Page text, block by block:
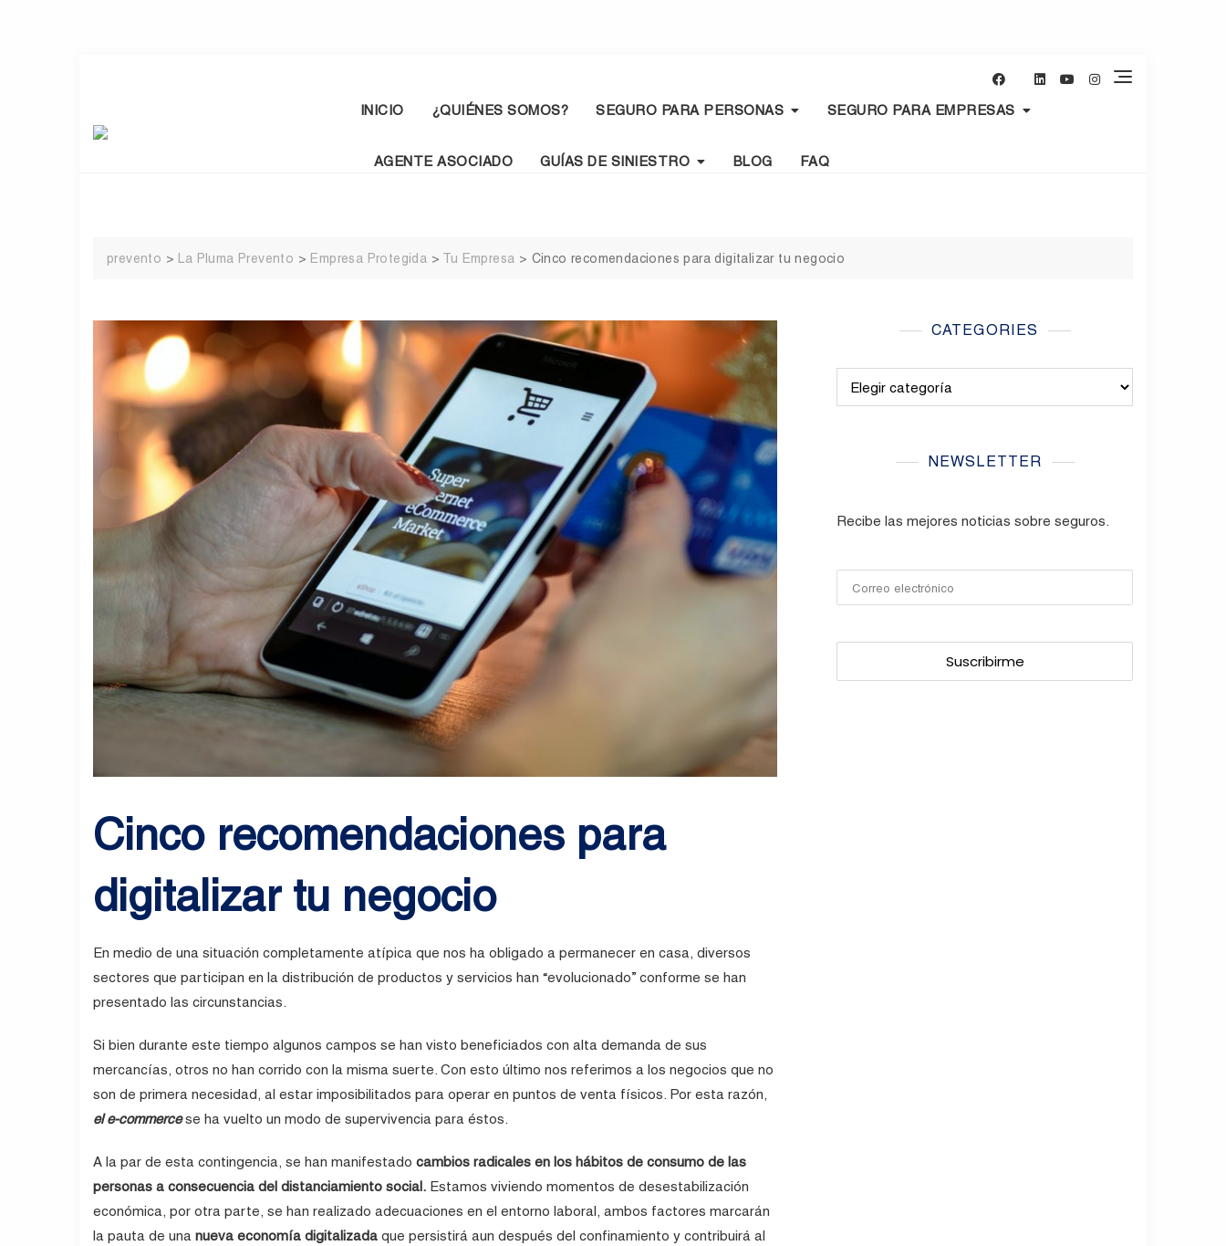
INICIO ¿QUIÉNES SOMOS? SEGURO PARA PERSONAS SEGURO PARA EMPRESAS
AGENTE ASOCIADO GUÍAS DE SINIESTRO BLOG FAQ
prevento > La Pluma Prevento > Empresa Protegida > Tu Empresa > Cinco recomendaciones para digitalizar tu negocio
Cinco recomendaciones para
digitalizar tu negocio
En medio de una situación completamente atípica que nos ha obligado a permanecer en casa, diversos
sectores que participan en la distribución de productos y servicios han “evolucionado” conforme se han
presentado las circunstancias.
Si bien durante este tiempo algunos campos se han visto beneficiados con alta demanda de sus
mercancías, otros no han corrido con la misma suerte. Con esto último nos referimos a los negocios que no
son de primera necesidad, al estar imposibilitados para operar en puntos de venta físicos. Por esta razón,
el e-commercese ha vuelto un modo de supervivencia para éstos.
A la par de esta contingencia, se han manifestado cambios radicales en los hábitos de consumo de las
personas a consecuencia del distanciamiento social. Estamos viviendo momentos de desestabilización
económica, por otra parte, se han realizado adecuaciones en el entorno laboral, ambos factores marcarán
la pauta de una nueva economía digitalizada que persistirá aun después del confinamiento y contribuirá al
CATEGORIES
NEWSLETTER
Recibe las mejores noticias sobre seguros.